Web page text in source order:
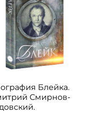
Блейка.
Смирнов-